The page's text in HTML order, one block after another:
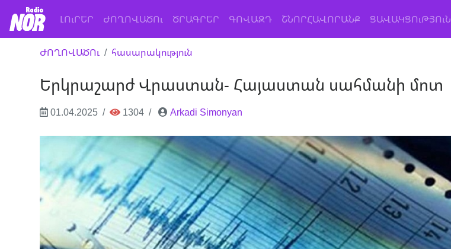
ԼՈւՐԵՐ (current)
ԺՈՂՈՎԱԾՈւ ԾՐԱԳՐԵՐ ԳՈՎԱԶԴ ՇՆՈՐՀԱՎՈՐԱՆՔ ՑԱՎԱԿՑՈւԹՅՈւՆ
ԺՈՂՈՎԱԾՈւ հասարակություն
Երկրաշարժ Վրաստան- Հայաստան սահմանի մոտ
01.04.2025 1304 Arkadi Simonyan